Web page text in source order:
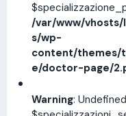
/var/www/
s/wp-
content/themes/
e/doctor-page/
Warning: